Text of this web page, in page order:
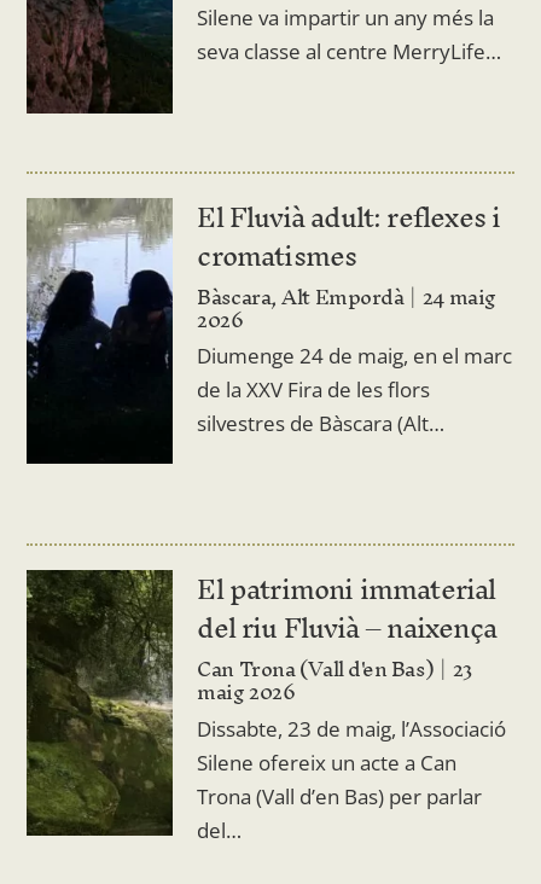
Silene va impartir un any més la
seva classe al centre MerryLife…
El Fluvià adult: reflexes i
cromatismes
Bàscara, Alt Empordà 24 maig
2026
Diumenge 24 de maig, en el marc
de la XXV Fira de les flors
silvestres de Bàscara (Alt…
El patrimoni immaterial
del riu Fluvià – naixença
Can Trona (Vall d'en Bas) 23
maig 2026
Dissabte, 23 de maig, l’Associació
Silene ofereix un acte a Can
Trona (Vall d’en Bas) per parlar
del…